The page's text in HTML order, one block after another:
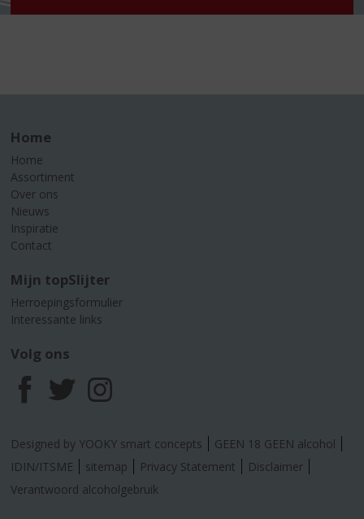
Home
Home
Assortiment
Over ons
Nieuws
Inspiratie
Contact
Mijn topSlijter
Herroepingsformulier
Interessante links
Volg ons
F
a
c
T
w
i
I
n
s
Designed by YOOKY smart concepts
GEEN 18 GEEN alcohol
IDIN/ITSME
sitemap Privacy Statement
Disclaimer
Verantwoord alcoholgebruik